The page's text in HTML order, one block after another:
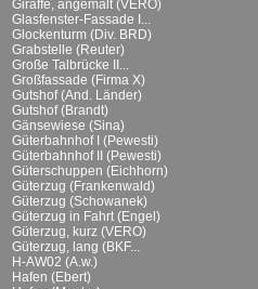
Giraffe, angemalt (VERO)
Glasfenster-Fassade I...
Glockenturm (Div. BRD)
Grabstelle (Reuter)
Große Talbrücke II...
Großfassade (Firma X)
Gutshof (And. Länder)
Gutshof (Brandt)
Gänsewiese (Sina)
Güterbahnhof I (Pewesti)
Güterbahnhof II (Pewesti)
Güterschuppen (Eichhorn)
Güterzug (Frankenwald)
Güterzug (Schowanek)
Güterzug in Fahrt (Engel)
Güterzug, kurz (VERO)
Güterzug, lang (BKF...
H-AW02 (A.w.)
Hafen (Ebert)